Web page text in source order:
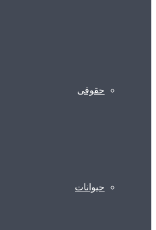
حقوقی
حیوانات